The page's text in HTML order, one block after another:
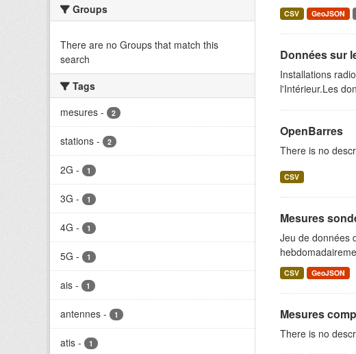
Groups
There are no Groups that match this
search
Tags
mesures - 2
stations - 2
2G - 1
3G - 1
4G - 1
5G - 1
ais - 1
antennes - 1
atis - 1
CSV GeoJSON
Données sur
Installations
l'Intérieur.Les
OpenBarres
There is no
CSV
Mesures
Jeu de données
CSV GeoJSON
Mesures
There is no